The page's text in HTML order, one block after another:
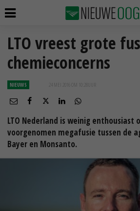
LTO vreest grote
chemieconcerns
NIEUWS 24 MEI 2016 OM 10:28
LTO Nederland is weinig enthousiast
voorgenomen megafusie tussen de
Bayer en Monsanto.